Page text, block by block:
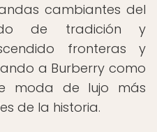
cambiantes del
de tradición y
fronteras y
a Burberry como
moda de lujo más
de la historia.